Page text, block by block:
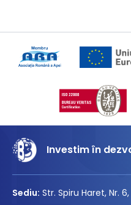
Investim în
Sediu: Str. Spiru Haret, Nr.